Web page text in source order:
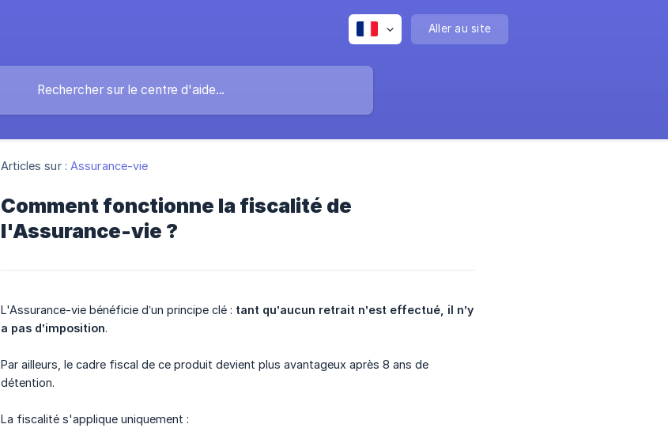
Aller au site
Articles sur : Assurance-vie
Comment fonctionne la fiscalité de
l'Assurance-vie ?
L'Assurance-vie bénéficie d’un principe clé : tant qu’aucun retrait n’est effectué, il n’y
a pas d’imposition.
Par ailleurs, le cadre fiscal de ce produit devient plus avantageux après 8 ans de
détention.
La fiscalité s'applique uniquement :